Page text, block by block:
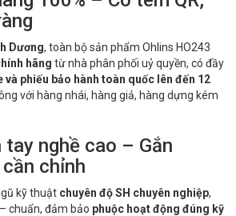
Dương, toàn bộ sản phẩm Ohlins HO243
hãng từ nhà phân phối uỷ quyền, có đầy
và phiếu bảo hành toàn quốc lên đến 12
với hàng nhái, hàng giả, hàng dựng kém
nghề cao – Gắn
chỉnh
kỹ thuật chuyên độ SH chuyên nghiệp,
chuẩn, đảm bảo phuộc hoạt động đúng kỹ